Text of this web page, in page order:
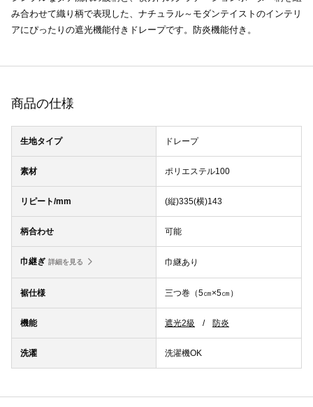
み合わせて織り柄で表現した、ナチュラル～モダンテイストのインテリ
アにぴったりの遮光機能付きドレープです。防炎機能付き。
商品の仕様
生地タイプ ドレープ
素材 ポリエステル100
リピート/mm (縦)335(横)143
柄合わせ 可能
巾継ぎ 詳細を見る 巾継あり
裾仕様 三つ巻（5㎝×5㎝）
機能 遮光2級 防炎
洗濯 洗濯機OK